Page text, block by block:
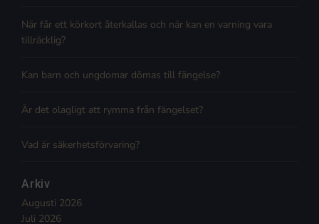
När får ett körkort återkallas och när kan en varning vara
tillräcklig?
Kan barn och ungdomar dömas till fängelse?
Är det olagligt att rymma från fängelset?
Vad är säkerhetsförvaring?
Arkiv
Augusti 2026
Juli 2026